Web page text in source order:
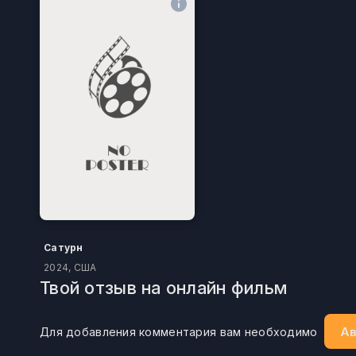
Сатурн
2024, США
Твой отзыв на онлайн фильм
Для добавления комментария вам необходимо